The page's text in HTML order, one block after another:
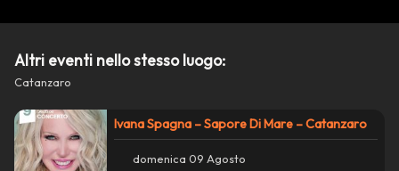
Altri eventi nello stesso luogo:
Catanzaro
Ivana Spagna – Sapore Di Mare – Catanzaro
domenica 09 Agosto